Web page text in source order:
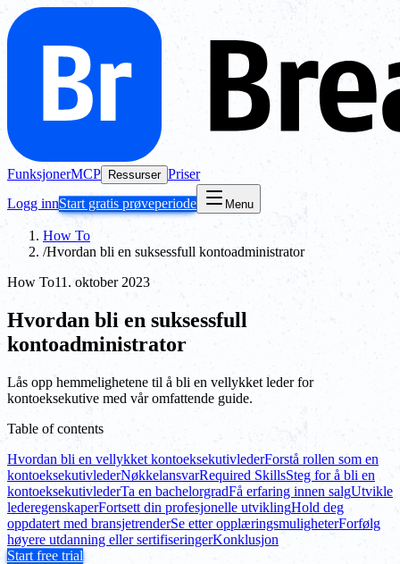
FunksjonerMCP Ressurser Priser
Logg innStart gratis prøveperiode Menu
How To
/Hvordan bli en suksessfull kontoadministrator
How To11. oktober 2023
Hvordan bli en suksessfull
kontoadministrator
Lås opp hemmelighetene til å bli en vellykket leder for
kontoeksekutive med vår omfattende guide.
Table of contents
Hvordan bli en vellykket kontoeksekutivlederForstå rollen som en
kontoeksekutivlederNøkkelansvarRequired SkillsSteg for å bli en
kontoeksekutivlederTa en bachelorgradFå erfaring innen salgUtvikle
lederegenskaperFortsett din profesjonelle utviklingHold deg
oppdatert med bransjetrenderSe etter opplæringsmuligheterForfølg
høyere utdanning eller sertifiseringerKonklusjon
Start free trial